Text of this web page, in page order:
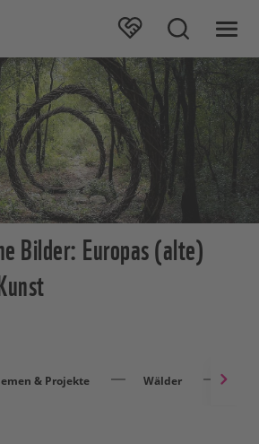
Bilder: Europas (alte)
& Projekte Wälder